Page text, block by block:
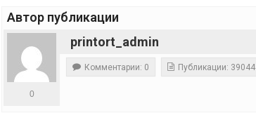
Автор публикации
printort_admin
0
Комментарии: 0 Публикации: 39044